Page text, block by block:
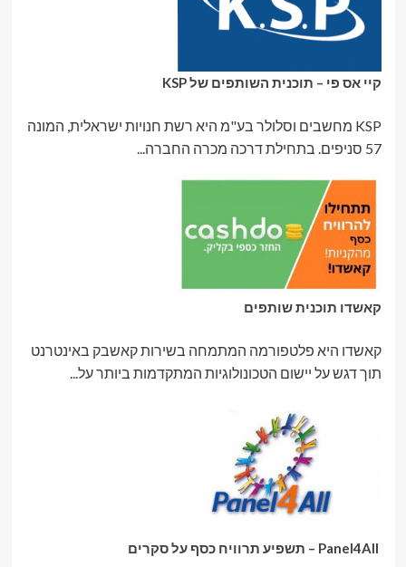
קיי אס פי – תוכנית השותפים של KSP
KSP מחשבים וסלולר בע"מ היא רשת חנויות ישראלית, המונה
57 סניפים. בתחילת דרכה מכרה החברה...
קאשדו תוכנית שותפים
קאשדו היא פלטפורמה המתמחה בשירות קאשבק באינטרנט
תוך דגש על יישום הטכונולוגיות המתקדמות ביותר על...